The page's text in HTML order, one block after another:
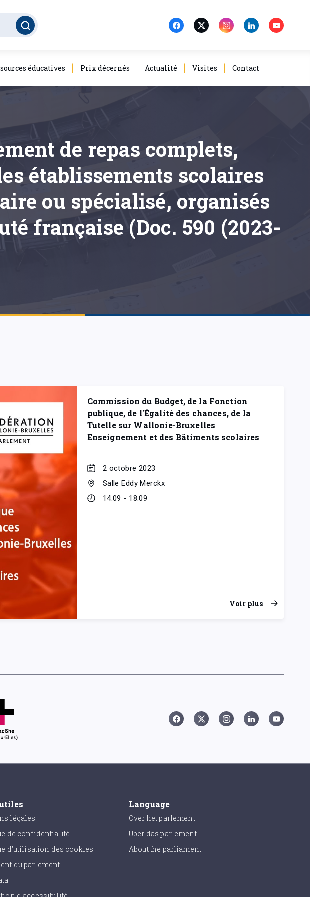
éducatives Prix décernés Actualité Visites Contact
de repas complets,
établissements scolaires
ou spécialisé, organisés
française (Doc. 590 (2023-
Commission du Budget, de la Fonction
publique, de l'Égalité des chances, de la
Tutelle sur Wallonie-Bruxelles
Enseignement et des Bâtiments scolaires
2 octobre 2023
Salle Eddy Merckx
14:09 - 18:09
Voir plus
légales
de confidentialité
d'utilisation des cookies
du parlement
Language
Over het parlement
Uber das parlement
About the parliament